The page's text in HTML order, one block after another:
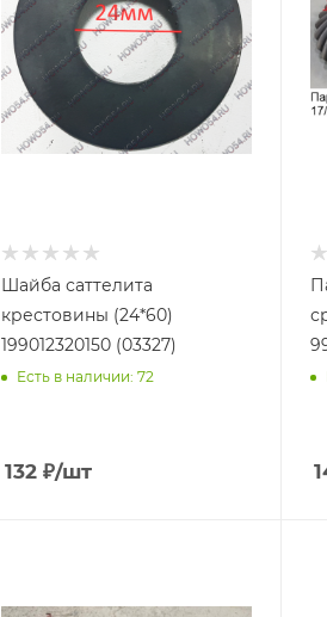
Шайба саттелита
крестовины (24*60)
199012320150 (03327)
Есть в наличии: 72
132₽/шт